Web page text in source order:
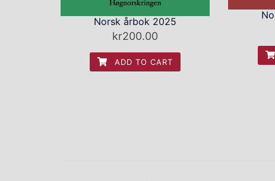
Norsk årbok 2025
kr200.00
ADD TO CART